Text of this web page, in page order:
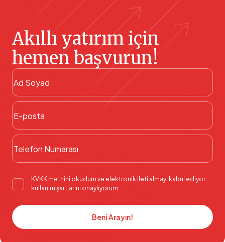
Akıllı yatırım için
hemen başvurun!
KVKK metnini okudum ve elektronik ileti almayı kabul ediyor,
kullanım şartlarını onaylıyorum.
Beni Arayın!